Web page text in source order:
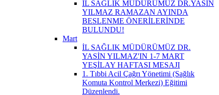
İL SAĞLIK MÜDÜRÜMÜZ DR.YASİN
YILMAZ RAMAZAN AYINDA
BESLENME ÖNERİLERİNDE
BULUNDU!
Mart
İL SAĞLIK MÜDÜRÜMÜZ DR.
YASİN YILMAZ'IN 1-7 MART
YEŞİLAY HAFTASI MESAJI
1. Tıbbi Acil Çağrı Yönetimi (Sağlık
Komuta Kontrol Merkezi) Eğitimi
Düzenlendi.